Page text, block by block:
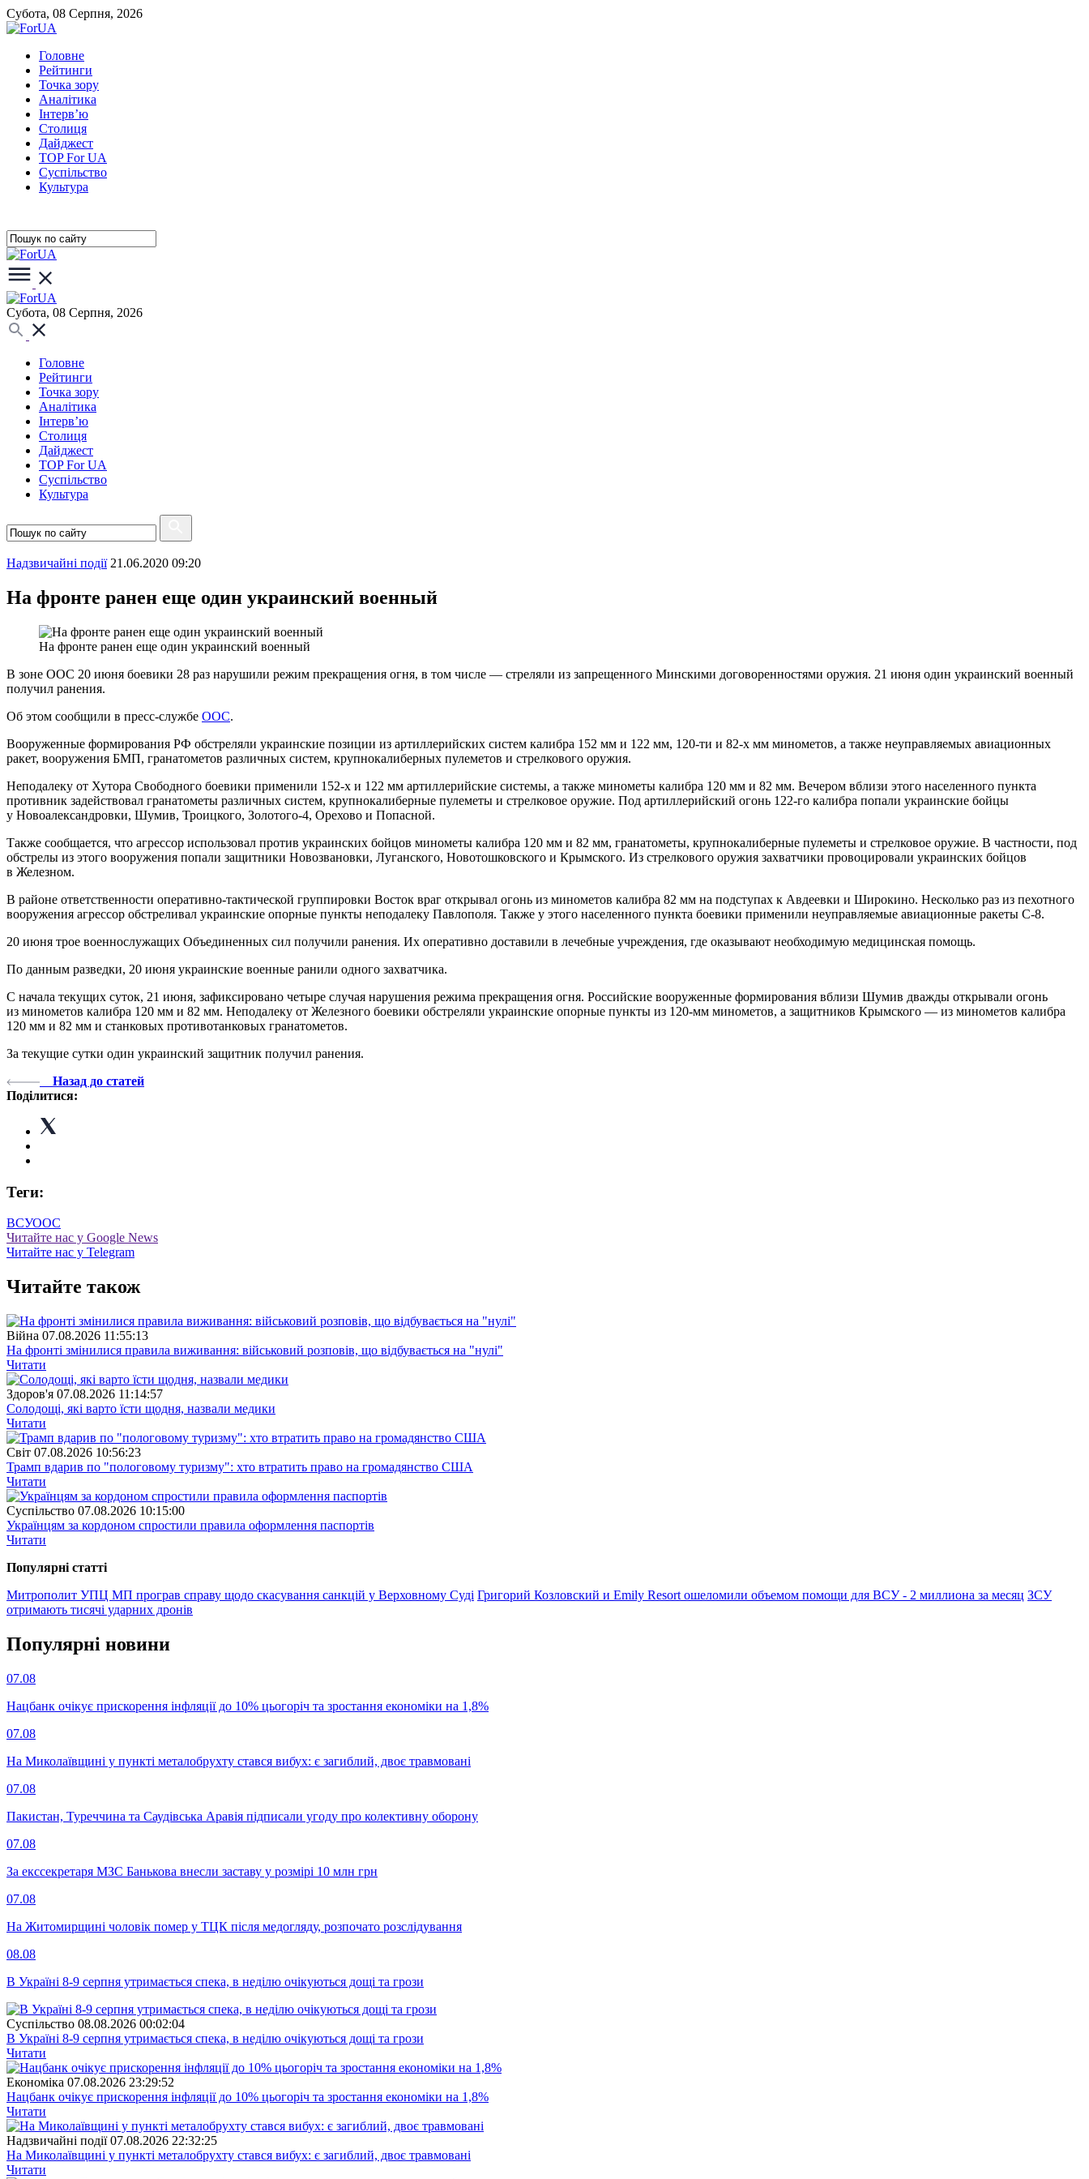
Субота, 08 Серпня, 2026
Головне
Рейтинги
Точка зору
Аналітика
Інтерв’ю
Столиця
Дайджест
TOP For UA
Суспiльство
Культура
Субота, 08 Серпня, 2026
Головне
Рейтинги
Точка зору
Аналітика
Інтерв’ю
Столиця
Дайджест
TOP For UA
Суспiльство
Культура
Надзвичайні події 21.06.2020 09:20
На фронте ранен еще один украинский военный
На фронте ранен еще один украинский военный
В зоне ООС 20 июня боевики 28 раз нарушили режим прекращения огня, в том числе — стреляли из запрещенного Минскими договоренностями оружия. 21 июня один украинский военный
получил ранения.
Об этом сообщили в пресс-службе ООС.
Вооруженные формирования РФ обстреляли украинские позиции из артиллерийских систем калибра 152 мм и 122 мм, 120-ти и 82-х мм минометов, а также неуправляемых авиационных
ракет, вооружения БМП, гранатометов различных систем, крупнокалиберных пулеметов и стрелкового оружия.
Неподалеку от Хутора Свободного боевики применили 152-х и 122 мм артиллерийские системы, а также минометы калибра 120 мм и 82 мм. Вечером вблизи этого населенного пункта
противник задействовал гранатометы различных систем, крупнокалиберные пулеметы и стрелковое оружие. Под артиллерийский огонь 122-го калибра попали украинские бойцы
у Новоалександровки, Шумив, Троицкого, Золотого-4, Орехово и Попасной.
Также сообщается, что агрессор использовал против украинских бойцов минометы калибра 120 мм и 82 мм, гранатометы, крупнокалиберные пулеметы и стрелковое оружие. В частности, под
обстрелы из этого вооружения попали защитники Новозвановки, Луганского, Новотошковского и Крымского. Из стрелкового оружия захватчики провоцировали украинских бойцов
в Железном.
В районе ответственности оперативно-тактической группировки Восток враг открывал огонь из минометов калибра 82 мм на подступах к Авдеевки и Широкино. Несколько раз из пехотного
вооружения агрессор обстреливал украинские опорные пункты неподалеку Павлополя. Также у этого населенного пункта боевики применили неуправляемые авиационные ракеты С-8.
20 июня трое военнослужащих Объединенных сил получили ранения. Их оперативно доставили в лечебные учреждения, где оказывают необходимую медицинская помощь.
По данным разведки, 20 июня украинские военные ранили одного захватчика.
С начала текущих суток, 21 июня, зафиксировано четыре случая нарушения режима прекращения огня. Российские вооруженные формирования вблизи Шумив дважды открывали огонь
из минометов калибра 120 мм и 82 мм. Неподалеку от Железного боевики обстреляли украинские опорные пункты из 120-мм минометов, а защитников Крымского — из минометов калибра
120 мм и 82 мм и станковых противотанковых гранатометов.
За текущие сутки один украинский защитник получил ранения.
Назад до статей
Поділитися:
Теги:
ВСУООС
Читайте нас у Google News
Читайте нас у Telegram
Читайте також
Війна 07.08.2026 11:55:13
На фронті змінилися правила виживання: військовий розповів, що відбувається на "нулі"
Читати
Здоров'я 07.08.2026 11:14:57
Солодощі, які варто їсти щодня, назвали медики
Читати
Свiт 07.08.2026 10:56:23
Трамп вдарив по "пологовому туризму": хто втратить право на громадянство США
Читати
Суспiльство 07.08.2026 10:15:00
Українцям за кордоном спростили правила оформлення паспортів
Читати
Популярнi статтi
Митрополит УПЦ МП програв справу щодо скасування санкцій у Верховному Суді Григорий Козловский и Emily Resort ошеломили объемом помощи для ВСУ - 2 миллиона за месяц ЗСУ
отримають тисячі ударних дронів
Популярнi новини
07.08
Нацбанк очікує прискорення інфляції до 10% цьогоріч та зростання економіки на 1,8%
07.08
На Миколаївщині у пункті металобрухту стався вибух: є загиблий, двоє травмовані
07.08
Пакистан, Туреччина та Саудівська Аравія підписали угоду про колективну оборону
07.08
За екссекретаря МЗС Банькова внесли заставу у розмірі 10 млн грн
07.08
На Житомирщині чоловік помер у ТЦК після медогляду, розпочато розслідування
08.08
В Україні 8-9 серпня утримається спека, в неділю очікуються дощі та грози
Суспiльство 08.08.2026 00:02:04
В Україні 8-9 серпня утримається спека, в неділю очікуються дощі та грози
Читати
Економіка 07.08.2026 23:29:52
Нацбанк очікує прискорення інфляції до 10% цьогоріч та зростання економіки на 1,8%
Читати
Надзвичайні події 07.08.2026 22:32:25
На Миколаївщині у пункті металобрухту стався вибух: є загиблий, двоє травмовані
Читати